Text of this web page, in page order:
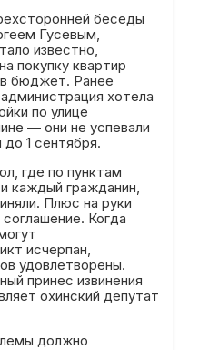
беседы
Гусевым,
известно,
покупку квартир
бюджет. Ранее
хотела
по улице
— они не успевали
1 сентября.
где по пунктам
каждый гражданин,
Плюс на руки
Когда
исчерпан,
удовлетворены.
принес извинения
охинский депутат
должно